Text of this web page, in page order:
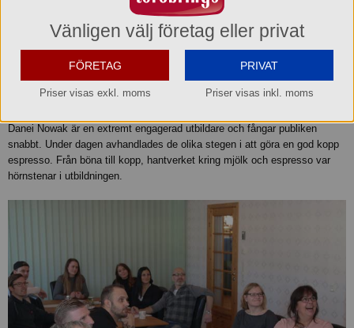
Danei Nowak är en extremt engagerad utbildare och fångar publiken
snabbt. Under dagen avhandlades de olika stegen i att göra en god kopp
espresso. Från böna till kopp, hantverket kring mjölk och espresso var
hörnstenar i utbildningen.
Vänligen välj företag eller privat
FÖRETAG
Priser visas exkl. moms
PRIVAT
Priser visas inkl. moms